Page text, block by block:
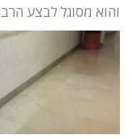
והוא מסוגל לבצע